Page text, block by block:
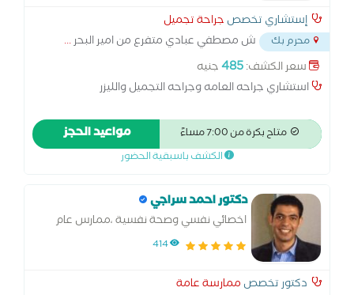
إستشاري تخصص جراحة تجميل
محرم بك ش مصطفي عبادي متفرع من امير البحر...
سعر الكشف:485جنيه
استشاري جراحه العامه وجراحه التجميل والليزر
متاح بكرة من 7:00 مساءً مواعيد الحجز
الكشف باسبقية الحضور
دكتور احمد سراجي
اخصائي نفسي وصحة نفسية ،ممارس عام
414
دكتور تخصص ممارسة عامة